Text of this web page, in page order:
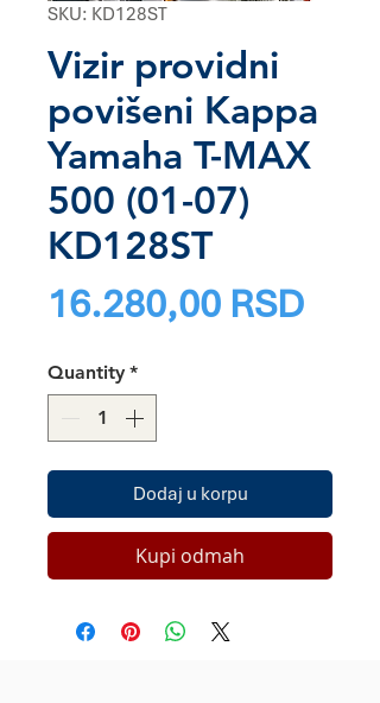
SKU: KD128ST
Vizir providni
povišeni Kappa
Yamaha T-MAX
500 (01-07)
KD128ST
16.280,00 RSDPrice
Quantity *
Dodaj u korpu
Kupi odmah